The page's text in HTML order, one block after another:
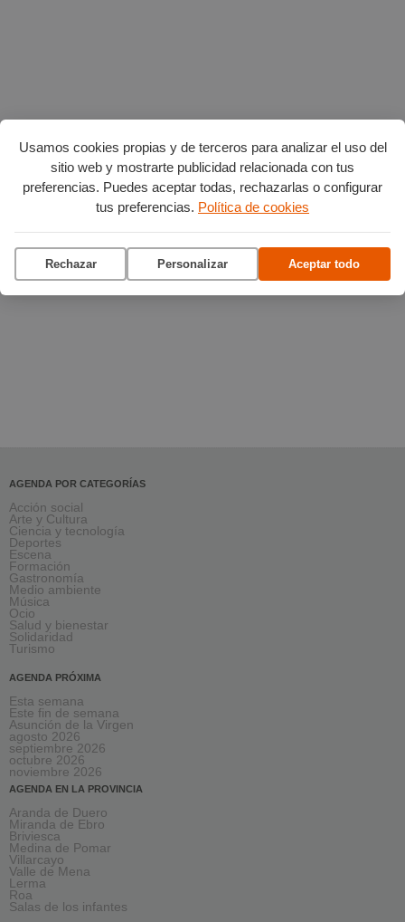
Usamos cookies propias y de terceros para analizar el uso del
sitio web y mostrarte publicidad relacionada con tus
preferencias. Puedes aceptar todas, rechazarlas o configurar
tus preferencias. Política de cookies
Rechazar Personalizar Aceptar todo
AGENDA POR CATEGORÍAS
Acción social
Arte y Cultura
Ciencia y tecnología
Deportes
Escena
Formación
Gastronomía
Medio ambiente
Música
Ocio
Salud y bienestar
Solidaridad
Turismo
AGENDA PRÓXIMA
Esta semana
Este fin de semana
Asunción de la Virgen
agosto 2026
septiembre 2026
octubre 2026
noviembre 2026
AGENDA EN LA PROVINCIA
Aranda de Duero
Miranda de Ebro
Briviesca
Medina de Pomar
Villarcayo
Valle de Mena
Lerma
Roa
Salas de los infantes